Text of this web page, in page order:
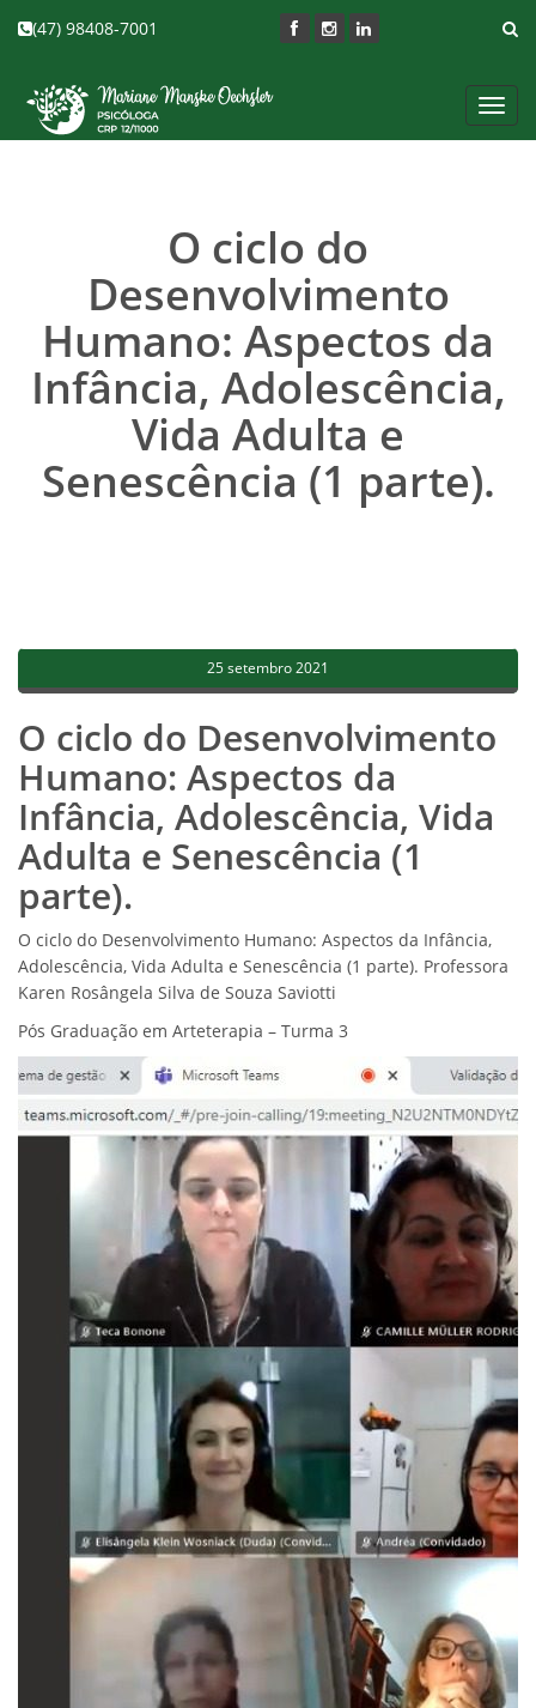
(47) 98408-7001
O ciclo do
Desenvolvimento
Humano: Aspectos da
Infância, Adolescência,
Vida Adulta e
Senescência (1 parte).
25 setembro 2021
O ciclo do Desenvolvimento
Humano: Aspectos da
Infância, Adolescência, Vida
Adulta e Senescência (1
parte).
O ciclo do Desenvolvimento Humano: Aspectos da Infância,
Adolescência, Vida Adulta e Senescência (1 parte). Professora
Karen Rosângela Silva de Souza Saviotti
Pós Graduação em Arteterapia – Turma 3